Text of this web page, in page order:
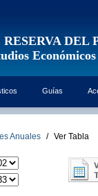
DEL
Económicos
Guías
Anuales / Ver Tabla